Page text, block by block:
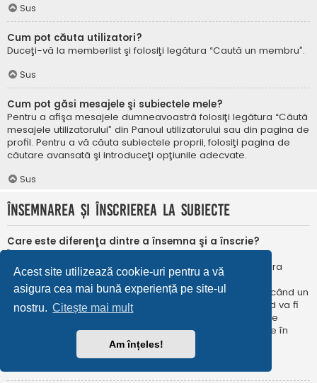
Acest site utilizează cookie-uri pentru a vă
asigura cea mai bună experiență pe site-ul
nostru. Citește mai mult
Am înțeles!
Sus
Cum pot căuta utilizatori?
Duceţi-vă la memberlist şi folosiţi legătura “Caută un membru”.
Sus
Cum pot găsi mesajele şi subiectele mele?
Pentru a afişa mesajele dumneavoastră folosiţi legătura “Căută
mesajele utilizatorului” din Panoul utilizatorului sau din pagina de
profil. Pentru a vă căuta subiectele proprii, folosiţi pagina de
căutare avansată şi introduceţi opţiunile adecvate.
Sus
Însemnarea şi înscrierea la subiecte
Care este diferenţa dintre a însemna şi a înscrie?
În phpBB 3.0 însemnarea era foarte asemănătoare cu
însemnarea în browser-ul web. Nu eraţi notificat când era
publicat un răspuns. În phpBB 3.1, însemnarea este
asemănătoarea înscrierii la un subiect. Puteți fi notificat când un
subiect este actualizat. Înscriindu-vă, veţi fi notificat când va fi
publicat un răspuns în subiectul sau în forum. Opțiunile de
notificare pentru însemnare și înscriere pot fi configurate în
Panoul utilizatorului, sub “Preferințe forum”.